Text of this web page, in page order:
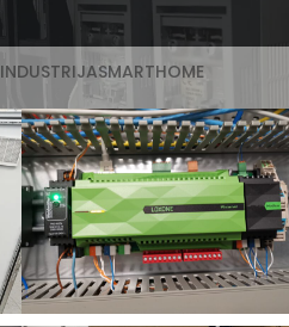
INDUSTRIJASMARTHOME